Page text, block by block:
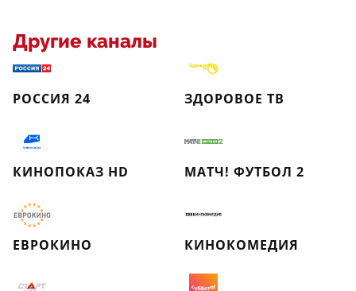
Другие каналы
РОССИЯ 24 ЗДОРОВОЕ ТВ
КИНОПОКАЗ HD МАТЧ! ФУТБОЛ 2
ЕВРОКИНО КИНОКОМЕДИЯ